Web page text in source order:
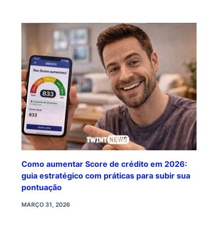
Como aumentar Score de crédito em 2026:
guia estratégico com práticas para subir sua
pontuação
MARÇO 31, 2026